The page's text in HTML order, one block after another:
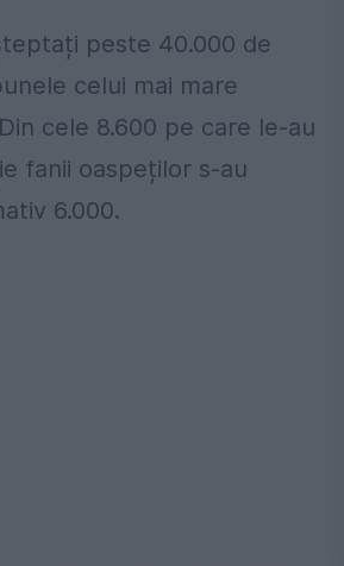
peste 40.000 de
celui mai mare
cele 8.600 pe care le-au
fanii oaspeților s-au
6.000.